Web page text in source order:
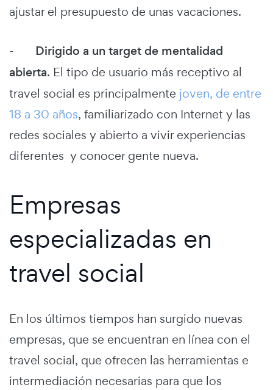
ajustar el presupuesto de unas vacaciones.
- Dirigido a un target de mentalidad
abierta. El tipo de usuario más receptivo al
travel social es principalmente joven, de entre
18 a 30 años, familiarizado con Internet y las
redes sociales y abierto a vivir experiencias
diferentes y conocer gente nueva.
Empresas
especializadas en
travel social
En los últimos tiempos han surgido nuevas
empresas, que se encuentran en línea con el
travel social, que ofrecen las herramientas e
intermediación necesarias para que los